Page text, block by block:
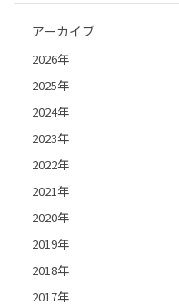
アーカイブ
2026年
2025年
2024年
2023年
2022年
2021年
2020年
2019年
2018年
2017年